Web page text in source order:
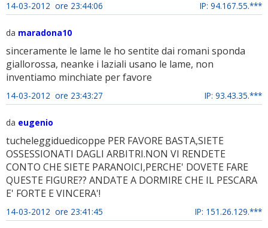
14-03-2012 ore 23:44:06 IP: 94.167.55.***
da maradona10
sinceramente le lame le ho sentite dai romani sponda
giallorossa, neanke i laziali usano le lame, non
inventiamo minchiate per favore
14-03-2012 ore 23:43:27 IP: 93.43.35.***
da eugenio
tucheleggiduedicoppe PER FAVORE BASTA,SIETE
OSSESSIONATI DAGLI ARBITRI.NON VI RENDETE
CONTO CHE SIETE PARANOICI,PERCHE' DOVETE FARE
QUESTE FIGURE?? ANDATE A DORMIRE CHE IL PESCARA
E' FORTE E VINCERA'!
14-03-2012 ore 23:41:45 IP: 151.26.129.***